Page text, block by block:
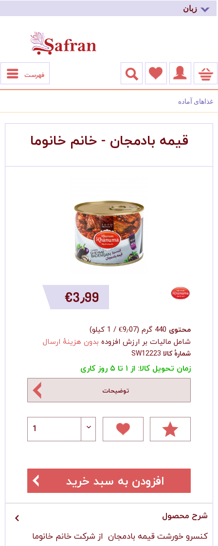
زبان
فهرست
غذاهای آماده
قیمه بادمجان - خانم خانوما
‎€3٫99
محتوی 440 گرم (‎€9٫07 / 1 کیلو
)
شامل مالیات بر ارزش افزوده بدون هزینهٔ ارسال
شمارهٔ کالا SW12223
زمان تحویل کالا: از ۱ تا ۵ روز کاری
توضیحات
افزودن به سبد خرید
شرح محصول
کنسرو خورشت قیمه بادمجان از شرکت خانم خانوما